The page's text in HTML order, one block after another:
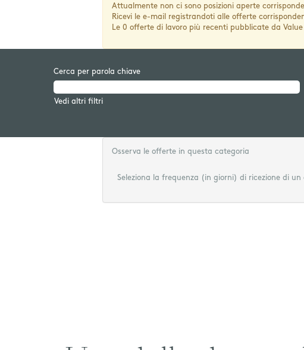
Attualmente non ci sono posizioni aperte
Ricevi le e-mail registrandoti alle offerte
Le 0 offerte di lavoro più recenti pubblicate da
Cerca per parola chiave
Vedi altri filtri
Osserva le offerte in questa categoria
Seleziona la frequenza (in giorni) di ricezione di un